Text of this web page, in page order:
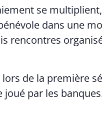
se
dans une
rencontres
de la première
par les